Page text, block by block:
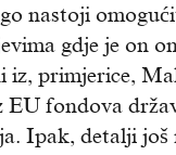
nastoji
gdje je on
iz, primjerice,
EU fondova
Ipak, detalji još